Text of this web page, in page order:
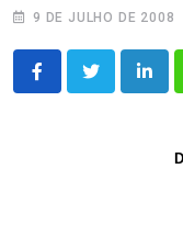
9 DE JULHO DE 2008